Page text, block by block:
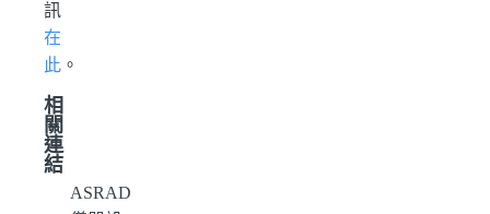
訊
在
此 。
相
關
連
結
ASRAD